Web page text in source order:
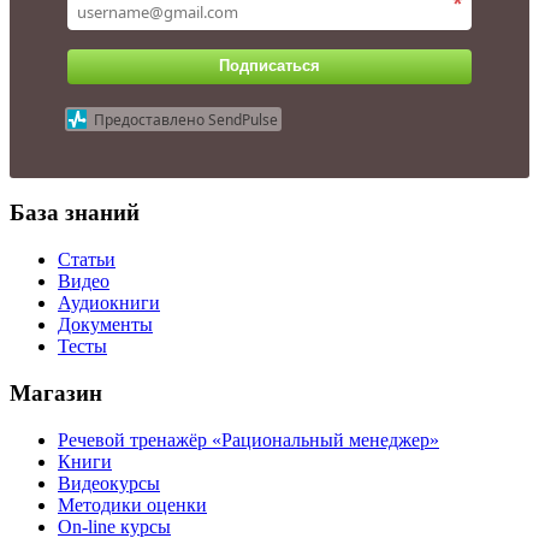
Подписаться
Предоставлено SendPulse
База знаний
Статьи
Видео
Аудиокниги
Документы
Тесты
Магазин
Речевой тренажёр «Рациональный менеджер»
Книги
Видеокурсы
Методики оценки
On-line курсы